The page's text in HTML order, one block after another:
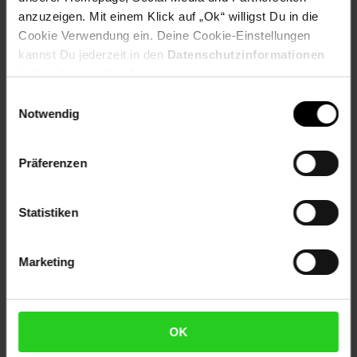
anzuzeigen. Mit einem Klick auf „Ok“ willigst Du in die
Cookie Verwendung ein. Deine Cookie-Einstellungen
kannst Du jederzeit in den Datenschutzinformationen
ändern bzw. widerrufen.
Notwendig
Präferenzen
Statistiken
Marketing
OK
Kennzeichnung
Netto Reisen TV-Shop Weinwelt